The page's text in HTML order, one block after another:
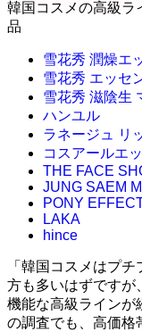
韓国コスメの高級ラ
品
雪花秀 潤燥エ
雪花秀 エッセ
雪花秀 滋陰生
ハンユル
ラネージュ リ
コスアールエ
THE FACE
JUNG SAEM
PONY
LAKA
hince
「韓国コスメはプ
方も多いはずですが
機能な高級ラインが
の調査でも、高価格